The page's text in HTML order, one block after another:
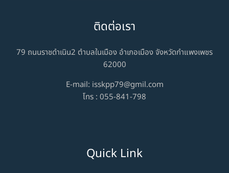
ติดต่อเรา
79 ถนนราชดำเนิน2 ตำบลในเมือง อำเภอเมือง จังหวัดกำแพงเพชร
62000
E-mail: isskpp79@gmil.com
โทร : 055-841-798
Quick Link